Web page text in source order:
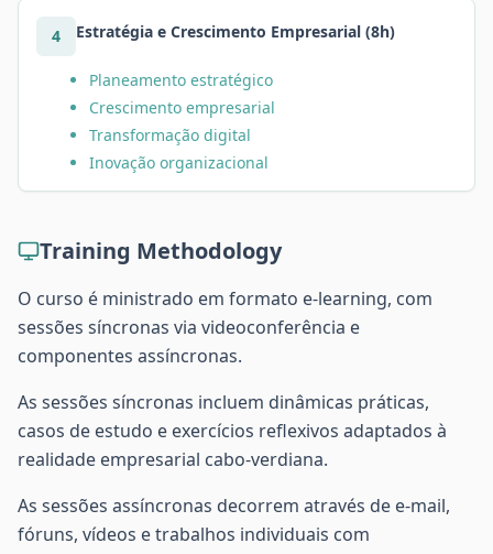
4 Estratégia e Crescimento Empresarial (8h)
Planeamento estratégico
Crescimento empresarial
Transformação digital
Inovação organizacional
Training Methodology
O curso é ministrado em formato e-learning, com
sessões síncronas via videoconferência e
componentes assíncronas.
As sessões síncronas incluem dinâmicas práticas,
casos de estudo e exercícios reflexivos adaptados à
realidade empresarial cabo-verdiana.
As sessões assíncronas decorrem através de e-mail,
fóruns, vídeos e trabalhos individuais com